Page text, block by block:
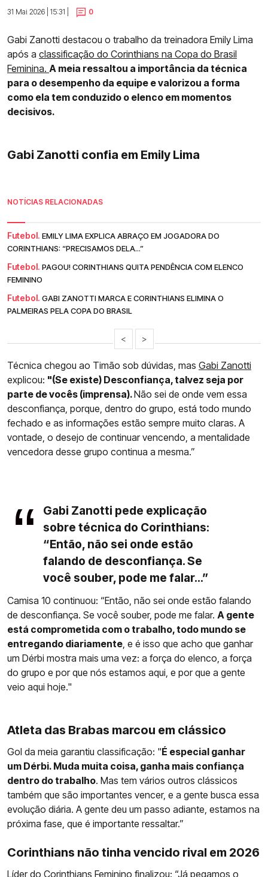
31 Mai 2026 | 15:31 |
0
Gabi Zanotti destacou o trabalho da treinadora Emily Lima
após a classificação do Corinthians na Copa do Brasil
Feminina. A meia ressaltou a importância da técnica
para o desempenho da equipe e valorizou a forma
como ela tem conduzido o elenco em momentos
decisivos.
Gabi Zanotti confia em Emily Lima
NOTÍCIAS RELACIONADAS
Futebol. EMILY LIMA EXPLICA ABRAÇO EM JOGADORA DO
CORINTHIANS: “PRECISAMOS DELA...”
Futebol. PAGOU! CORINTHIANS QUITA PENDÊNCIA COM ELENCO
FEMININO
Futebol. GABI ZANOTTI MARCA E CORINTHIANS ELIMINA O
PALMEIRAS PELA COPA DO BRASIL
< >
Técnica chegou ao Timão sob dúvidas, mas Gabi Zanotti
explicou: "(Se existe) Desconfiança, talvez seja por
parte de vocês (imprensa).Não sei de onde vem essa
desconfiança, porque, dentro do grupo, está todo mundo
fechado e as informações estão sempre muito claras. A
vontade, o desejo de continuar vencendo, a mentalidade
vencedora desse grupo continua a mesma.”
Gabi Zanotti pede explicação
sobre técnica do Corinthians:
“Então, não sei onde estão
falando de desconfiança. Se
você souber, pode me falar...”
Camisa 10 continuou: “Então, não sei onde estão falando
de desconfiança. Se você souber, pode me falar. A gente
está comprometida com o trabalho, todo mundo se
entregando diariamente, e é isso que acho que ganhar
um Dérbi mostra mais uma vez: a força do elenco, a força
do grupo e por que nós estamos aqui, e por que a gente
veio aqui hoje."
Atleta das Brabas marcou em clássico
Gol da meia garantiu classificação: "É especial ganhar
um Dérbi. Muda muita coisa, ganha mais confiança
dentro do trabalho. Mas tem vários outros clássicos
também que são importantes vencer, e a gente busca essa
evolução diária. A gente deu um passo adiante, estamos na
próxima fase, que é importante ressaltar.”
Corinthians não tinha vencido rival em 2026
Líder do Corinthians Feminino finalizou: “Já pegamos o